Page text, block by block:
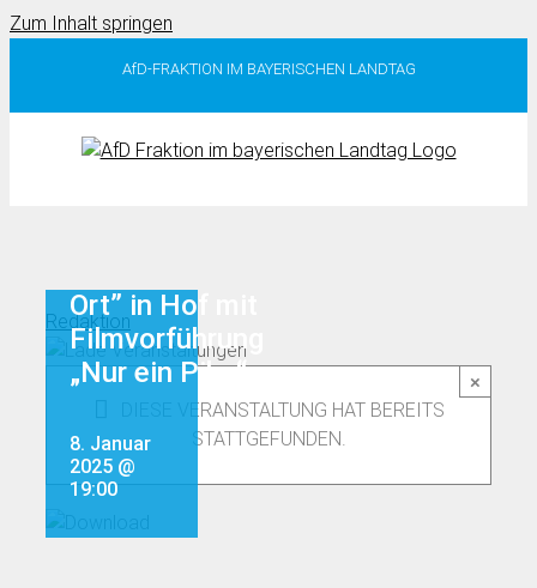
Zum Inhalt springen
AfD-FRAKTION IM BAYERISCHEN LANDTAG
Redaktion
×
DIESE VERANSTALTUNG HAT BEREITS
STATTGEFUNDEN.
Ort” in Hof mit
Filmvorführung
„Nur ein Piks“
8. Januar
2025 @
19:00